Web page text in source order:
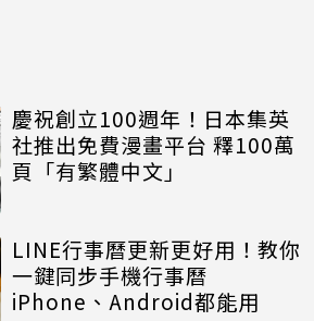
慶祝創立100週年！日本集英
社推出免費漫畫平台 釋100萬
頁「有繁體中文」
LINE行事曆更新更好用！教你
一鍵同步手機行事曆
iPhone、Android都能用